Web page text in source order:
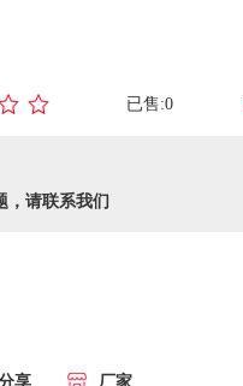
已售:0
，请联系我们
享 厂家